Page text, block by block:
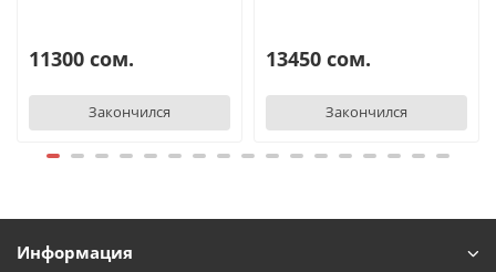
11300 сом.
Закончился
13450 сом.
Закончился
Информация
T TelefonAI
Обычно отвечаем за минуту
Powered byReplai